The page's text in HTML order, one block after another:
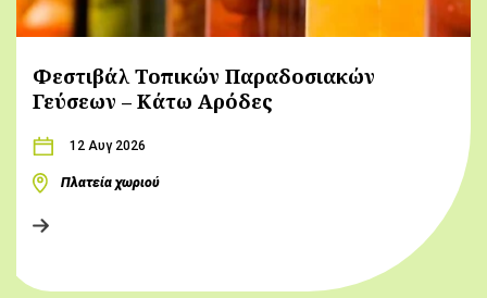
Φεστιβάλ Τοπικών Παραδοσιακών
Γεύσεων – Κάτω Αρόδες
12 Αυγ 2026
Πλατεία χωριού